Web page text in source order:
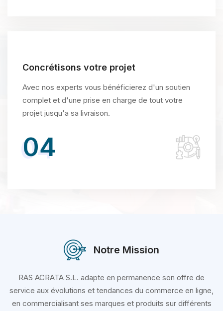
Concrétisons votre projet
Avec nos experts vous bénéficierez d'un soutien
complet et d'une prise en charge de tout votre
projet jusqu'a sa livraison.
04
Notre Mission
RAS ACRATA S.L. adapte en permanence son offre de
service aux évolutions et tendances du commerce en ligne,
en commercialisant ses marques et produits sur différents